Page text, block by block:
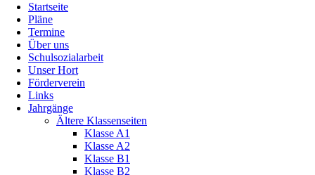
Startseite
Pläne
Termine
Über uns
Schulsozialarbeit
Unser Hort
Förderverein
Links
Jahrgänge
Ältere Klassenseiten
Klasse A1
Klasse A2
Klasse B1
Klasse B2